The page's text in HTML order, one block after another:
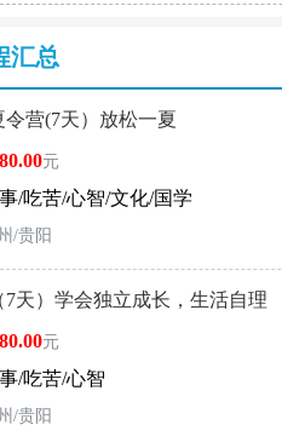
汇总
令营(7天）放松一夏
元
/吃苦/心智/文化/国学
/贵阳
7天）学会独立成长，生活自理
元
/吃苦/心智
/贵阳